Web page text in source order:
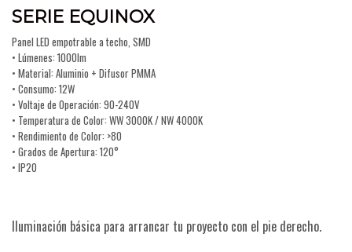
SERIE EQUINOX
Panel LED empotrable a techo, SMD
• Lúmenes: 1000lm
• Material: Aluminio + Difusor PMMA
• Consumo: 12W
• Voltaje de Operación: 90-240V
• Temperatura de Color: WW 3000K / NW 4000K
• Rendimiento de Color: >80
• Grados de Apertura: 120°
• IP20
Iluminación básica para arrancar tu proyecto con el pie derecho.